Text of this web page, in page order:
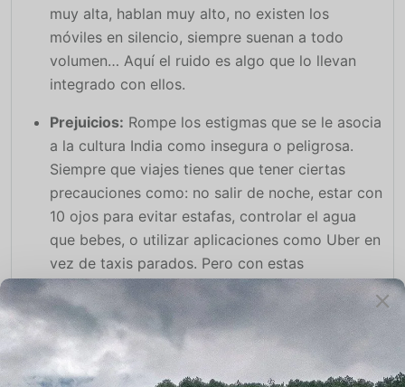
muy alta, hablan muy alto, no existen los
móviles en silencio, siempre suenan a todo
volumen… Aquí el ruido es algo que lo llevan
integrado con ellos.
Prejuicios: Rompe los estigmas que se le asocia
a la cultura India como insegura o peligrosa.
Siempre que viajes tienes que tener ciertas
precauciones como: no salir de noche, estar con
10 ojos para evitar estafas, controlar el agua
que bebes, o utilizar aplicaciones como Uber en
vez de taxis parados. Pero con estas
precauciones básicas no tiene porque sucedes
nada. India cada vez está más acostumbrada a
recibir visitantes, y esta cuidando. Puesto que el
turismo es un aspecto importante de la cultura.